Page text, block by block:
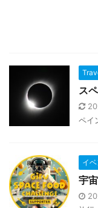
ス
ペイ
イベ
宇